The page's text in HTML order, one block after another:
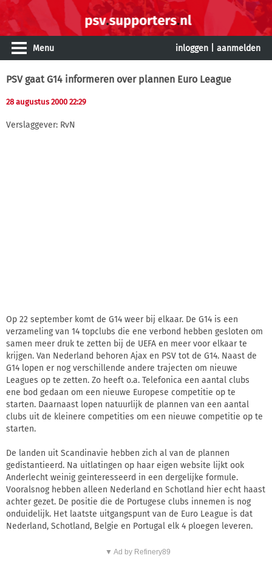
Menu inloggen aanmelden
PSV gaat G14 informeren over plannen Euro League
28 augustus 2000 22:29
Verslaggever: RvN
Op 22 september komt de G14 weer bij elkaar. De G14 is een
verzameling van 14 topclubs die ene verbond hebben gesloten om
samen meer druk te zetten bij de UEFA en meer voor elkaar te
krijgen. Van Nederland behoren Ajax en PSV tot de G14. Naast de
G14 lopen er nog verschillende andere trajecten om nieuwe
Leagues op te zetten. Zo heeft o.a. Telefonica een aantal clubs
ene bod gedaan om een nieuwe Europese competitie op te
starten. Daarnaast lopen natuurlijk de plannen van een aantal
clubs uit de kleinere competities om een nieuwe competitie op te
starten.
De landen uit Scandinavie hebben zich al van de plannen
gedistantieerd. Na uitlatingen op haar eigen website lijkt ook
Anderlecht weinig geinteresseerd in een dergelijke formule.
Vooralsnog hebben alleen Nederland en Schotland hier echt haast
achter gezet. De positie die de Portugese clubs innemen is nog
onduidelijk. Het laatste uitgangspunt van de Euro League is dat
Nederland, Schotland, Belgie en Portugal elk 4 ploegen leveren.
▼ Ad by Refinery89